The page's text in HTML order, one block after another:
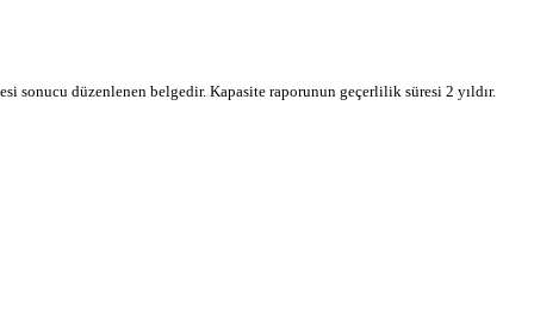
düzenlenen belgedir. Kapasite raporunun geçerlilik süresi 2 yıldır.